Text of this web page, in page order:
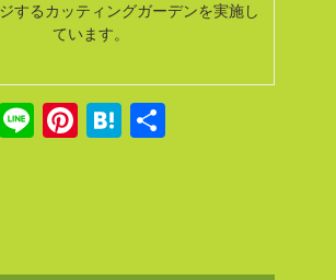
するカッティングガーデンを実施し
ています。
T
Li
Pi
H